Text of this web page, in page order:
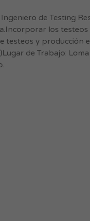
de Testing
los
testeos y producción
de Trabajo: